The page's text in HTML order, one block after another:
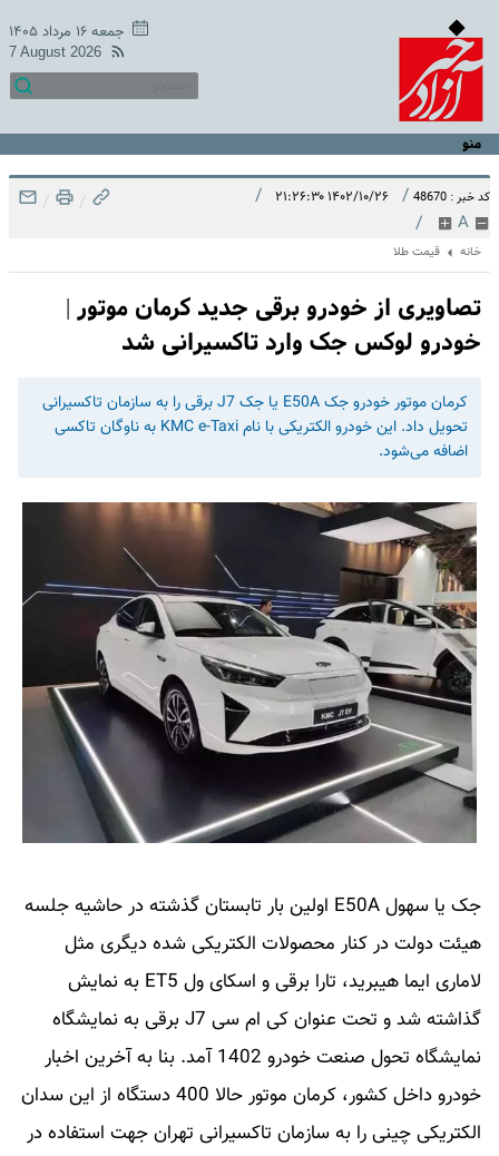
جمعه ۱۶ مرداد ۱۴۰۵
7 August 2026
منو
کد خبر : 48670 / ۱۴۰۲/۱۰/۲۶ ۲۱:۲۶:۳۰ /
A
/
/
/
خانه قیمت طلا
تصاویری از خودرو برقی جدید کرمان موتور |
خودرو لوکس جک وارد تاکسیرانی شد
کرمان موتور خودرو جک E50A یا جک J7 برقی را به سازمان تاکسیرانی
تحویل داد. این خودرو الکتریکی با نام KMC e-Taxi به ناوگان تاکسی
اضافه می‌شود.
جک یا سهول E50A اولین بار تابستان گذشته در حاشیه جلسه
هیئت دولت در کنار محصولات الکتریکی شده دیگری مثل
لاماری ایما هیبرید، تارا برقی و اسکای ول ET5 به نمایش
گذاشته شد و تحت عنوان کی ام سی J7 برقی به نمایشگاه
نمایشگاه تحول صنعت خودرو 1402 آمد. بنا به آخرین اخبار
خودرو داخل کشور، کرمان موتور حالا 400 دستگاه از این سدان
الکتریکی چینی را به سازمان تاکسیرانی تهران جهت استفاده در